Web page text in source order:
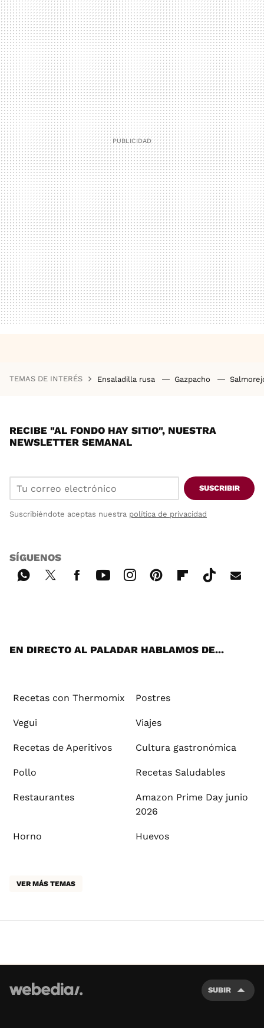
TEMAS DE INTERÉS Ensaladilla rusa Gazpacho
RECIBE "AL FONDO HAY SITIO", NUESTRA
NEWSLETTER SEMANAL
SUSCRIBIR
Suscribiéndote aceptas nuestra política de privacidad
SÍGUENOS
EN DIRECTO AL PALADAR HABLAMOS DE...
Recetas con Thermomix Postres
Vegui Viajes
Recetas de Aperitivos Cultura gastronómica
Pollo Recetas Saludables
Restaurantes
Amazon Prime Day junio
2026
Horno Huevos
VER MÁS TEMAS
SUBIR